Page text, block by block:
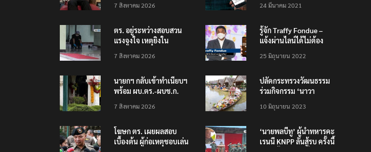
เทพศิรินทร์ นนทบุรี
7 สิงหาคม 2026
ตร. อยู่ระหว่างสอบสวน
แรงจูงใจ เหตุยิงใน
นนทบุรี พบเด็กก่อเหตุ
7 สิงหาคม 2026
นายกฯ กลับเข้าทำเนียบฯ
พร้อม ผบ.ตร.-ผบช.ก.
ปืนเถื่อน
7 สิงหาคม 2026
โฆษก ตร. เผยผลสอบ
เบื้องต้น ผู้ก่อเหตุชอบเล่น
24 มีนาคม 2021
รู้จัก Traffy Fondue –
แจ้งผ่านไลน์ได้ไม่ต้อง
ทั่วไทย ไม่ใช่แค่ในกรุง
25 มิถุนายน 2022
ปลัดกระทรวงวัฒนธรรม
ร่วมกิจกรรม ‘นาวา
ตักบาตรทางน้ำ
10 มิถุนายน 2023
‘นายพลบีทู’ ผู้นำทหารคะ
เรนนี KNPP ลั่นสู้รบ ครั้งนี้